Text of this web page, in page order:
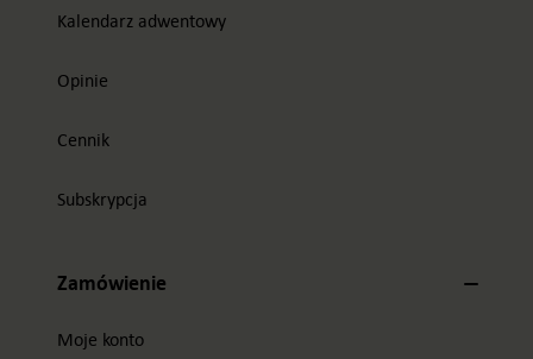
Kalendarz adwentowy
Opinie
Cennik
Subskrypcja
Zamówienie
Moje konto